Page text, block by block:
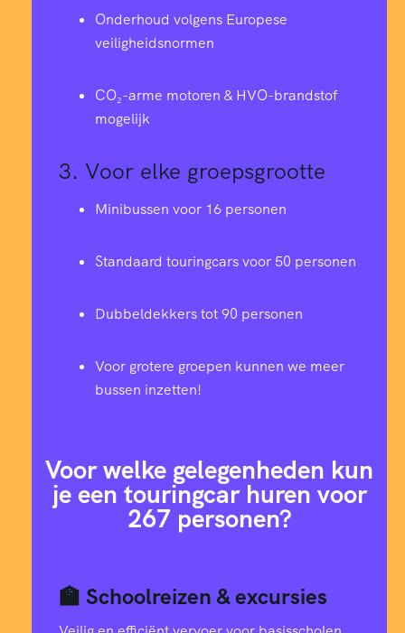
Onderhoud volgens Europese
veiligheidsnormen
CO₂-arme motoren & HVO-brandstof
mogelijk
3. Voor elke groepsgrootte
Minibussen voor 16 personen
Standaard touringcars voor 50 personen
Dubbeldekkers tot 90 personen
Voor grotere groepen kunnen we meer
bussen inzetten!
Voor welke gelegenheden kun
je een touringcar huren voor
267 personen?
🏫 Schoolreizen & excursies